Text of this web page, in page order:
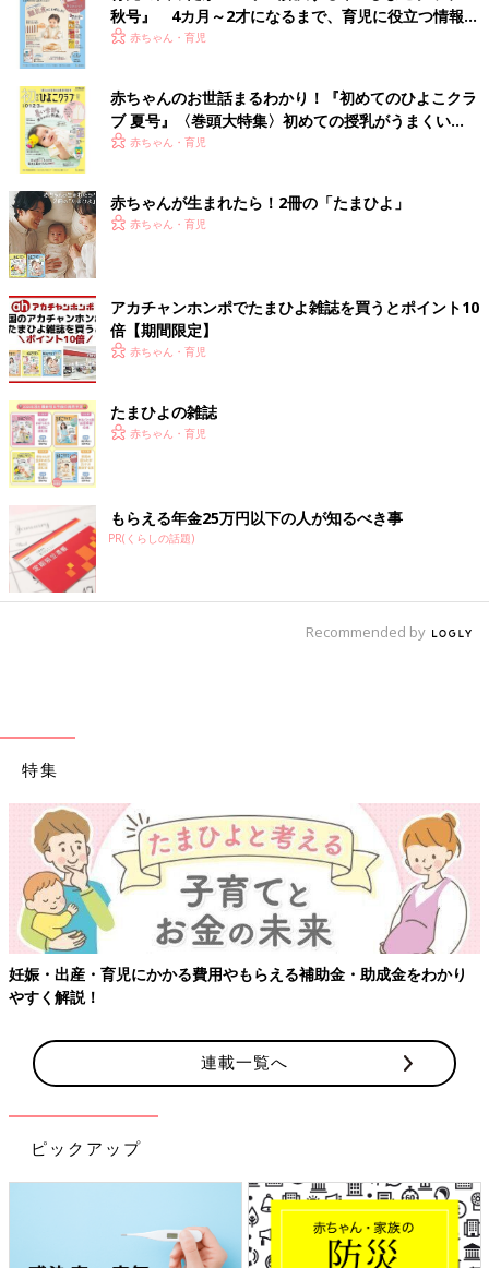
秋号』 4カ月～2才になるまで、育児に役立つ情報が
いっぱい！
赤ちゃん・育児
赤ちゃんのお世話まるわかり！『初めてのひよこクラ
ブ 夏号』〈巻頭大特集〉初めての授乳がうまくい
く！ おっぱい・ミルクの基本と夏のトラブル 解決テ
赤ちゃん・育児
赤ちゃんが生まれたら！2冊の「たまひよ」
赤ちゃん・育児
アカチャンホンポでたまひよ雑誌を買うとポイント10
倍【期間限定】
赤ちゃん・育児
たまひよの雑誌
赤ちゃん・育児
もらえる年金25万円以下の人が知るべき事
PR(くらしの話題)
Recommended by
特集
妊娠・出産・育児にかかる費用やもらえる補助金・助成金をわかり
やすく解説！
連載一覧へ
ピックアップ